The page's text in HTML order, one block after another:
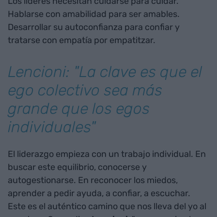
Hablarse con amabilidad para ser amables.
Desarrollar su autoconfianza para confiar y
tratarse con empatía por empatitzar.
Lencioni: "La clave es que el
ego colectivo sea más
grande que los egos
individuales"
El liderazgo empieza con un trabajo individual. En
buscar este equilibrio, conocerse y
autogestionarse. En reconocer los miedos,
aprender a pedir ayuda, a confiar, a escuchar.
Este es el auténtico camino que nos lleva del yo al